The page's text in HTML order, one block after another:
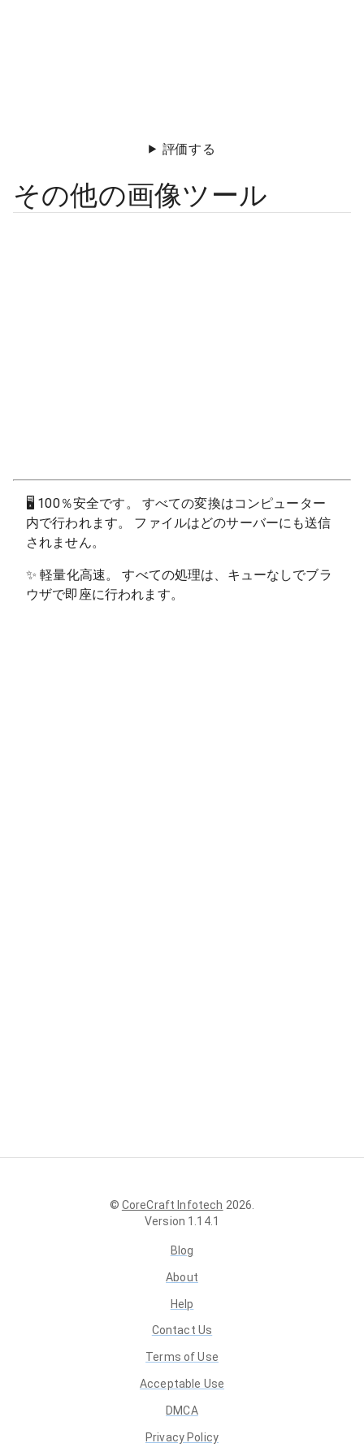
評価する
その他の画像ツール
🖥 100％安全です。 すべての変換はコンピューター
内で行われます。 ファイルはどのサーバーにも送信
されません。
✨軽量化高速。 すべての処理は、キューなしでブラ
ウザで即座に行われます。
© CoreCraft Infotech 2026
Version 1.14.1
Blog
About
Help
Contact Us
Terms of Use
Acceptable Use
DMCA
Privacy Policy